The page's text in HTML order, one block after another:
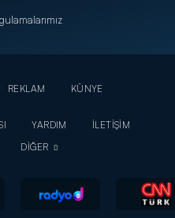
REKLAM
KÜNYE
YARDIM
İLETİŞİM
DİĞER